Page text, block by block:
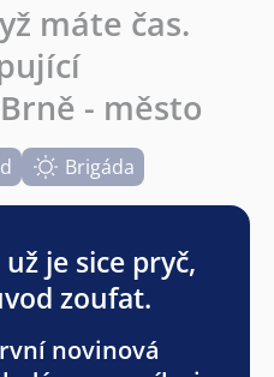
máte čas.
- město
Brigáda
je sice pryč,
zoufat.
novinová